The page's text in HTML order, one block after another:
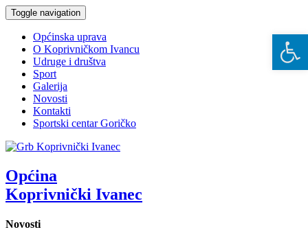
Toggle navigation
Općinska uprava
O Koprivničkom Ivancu
Udruge i društva
Sport
Galerija
Novosti
Kontakti
Sportski centar Goričko
Općina
Koprivnički Ivanec
Novosti